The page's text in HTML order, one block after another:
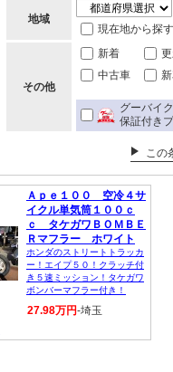
地域
現在地から探す
その他
新着
中古車
グーバイク
保証付き
この
Ａｐｅ１００ 空冷４サ
イクル単気筒１００ｃ
ｃ タケガワＢＯＭＢＥ
Ｒマフラー ホワイト
ホンダのストリートトラッカ
ー！エイプ５０！クラッチ付
き５速ミッション！タケガワ
ボンバーマフラー付き！
27.98万円-埼玉